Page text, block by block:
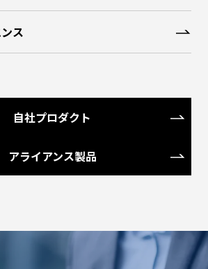
ス
自社プロダクト
アライアンス製品